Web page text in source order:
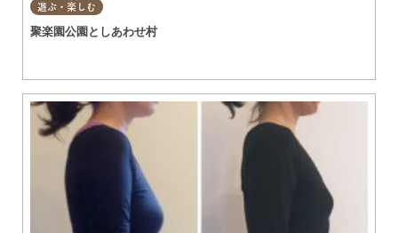
遊ぶ・楽しむ
聚楽園公園としあわせ村